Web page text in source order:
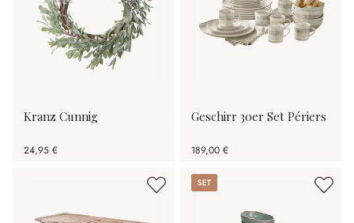
Kranz Cunnig
24,95 €
Geschirr 30er Set Périers
189,00 €
Set